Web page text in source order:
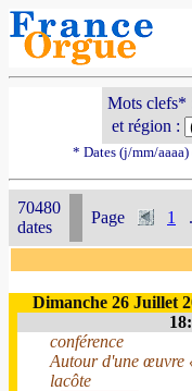
Mots clefs*
et région :
* Dates (j/mm/
70480
dates
Page 1
Dimanche 26 Juillet
conférence
Autour d'une œuvre
lacôte